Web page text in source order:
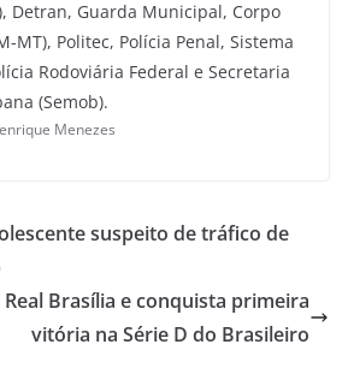
Detran, Guarda Municipal, Corpo
MT), Politec, Polícia Penal, Sistema
Rodoviária Federal e Secretaria
(Semob).
Menezes
suspeito de tráfico de
Brasília e conquista primeira
vitória na Série D do Brasileiro